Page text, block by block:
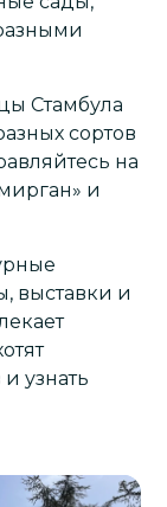
Стамбула
сортов
на
и
выставки и
узнать